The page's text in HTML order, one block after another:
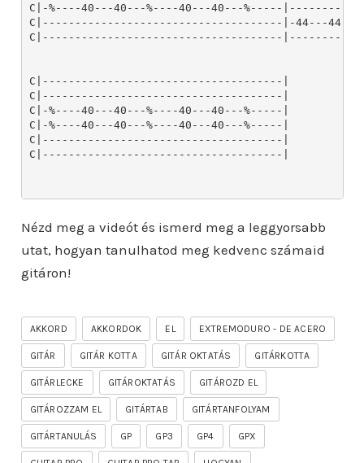
Nézd meg a videót és ismerd meg a leggyorsabb
utat, hogyan tanulhatod meg kedvenc számaid
gitáron!
AKKORD AKKORDOK EL EXTREMODURO - DE ACERO
GITÁR GITÁR KOTTA GITÁR OKTATÁS GITÁRKOTTA
GITÁRLECKE GITÁROKTATÁS GITÁROZD EL
GITÁROZZAM EL GITÁRTAB GITÁRTANFOLYAM
GITÁRTANULÁS GP GP3 GP4 GPX